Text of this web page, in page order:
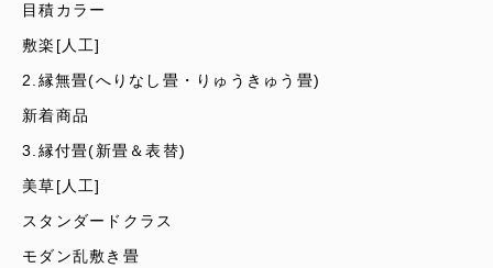
目積カラー
敷楽[人工]
2.縁無畳(へりなし畳・りゅうきゅう畳)
新着商品
3.縁付畳(新畳＆表替)
美草[人工]
スタンダードクラス
モダン乱敷き畳